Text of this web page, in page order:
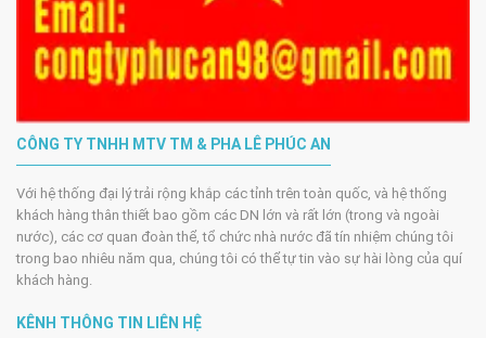
CÔNG TY TNHH MTV TM & PHA LÊ PHÚC AN
Với hệ thống đại lý trải rộng khắp các tỉnh trên toàn quốc, và hệ thống
khách hàng thân thiết bao gồm các DN lớn và rất lớn (trong và ngoài
nước), các cơ quan đoàn thể, tổ chức nhà nước đã tín nhiệm chúng tôi
trong bao nhiêu năm qua, chúng tôi có thể tự tin vào sự hài lòng của quí
khách hàng.
KÊNH THÔNG TIN LIÊN HỆ